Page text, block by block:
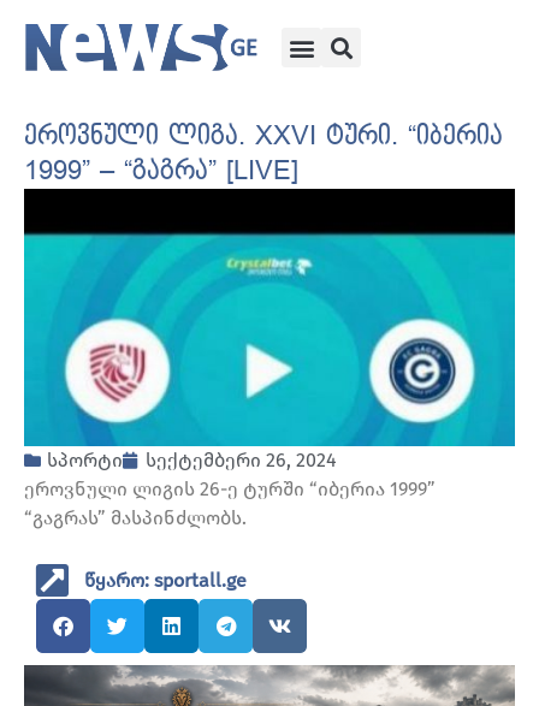
ეროვნული ლიგა. XXVI ტური. “იბერია
1999” – “გაგრა” [LIVE]
სპორტი
სექტემბერი 26, 2024
ეროვნული ლიგის 26-ე ტურში “იბერია 1999”
“გაგრას” მასპინძლობს.
წყარო: sportall.ge